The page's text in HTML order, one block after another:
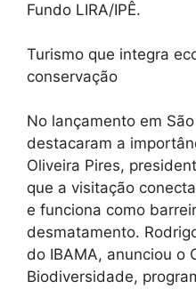
Fundo LIRA/IPÊ.
Turismo que integra
conservação
No lançamento em
destacaram a
Oliveira Pires,
que a visitação
e funciona como
desmatamento.
do IBAMA, anunciou o
Biodiversidade,